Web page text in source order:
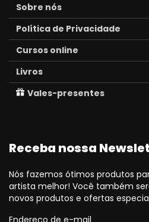
Sobre nós
Política de Privacidade
Cursos online
Livros
Vales-presentes
Receba nossa
Nós fazemos ótimos produtos
artista melhor! Você também
novos produtos e ofertas
Endereço de e-mail